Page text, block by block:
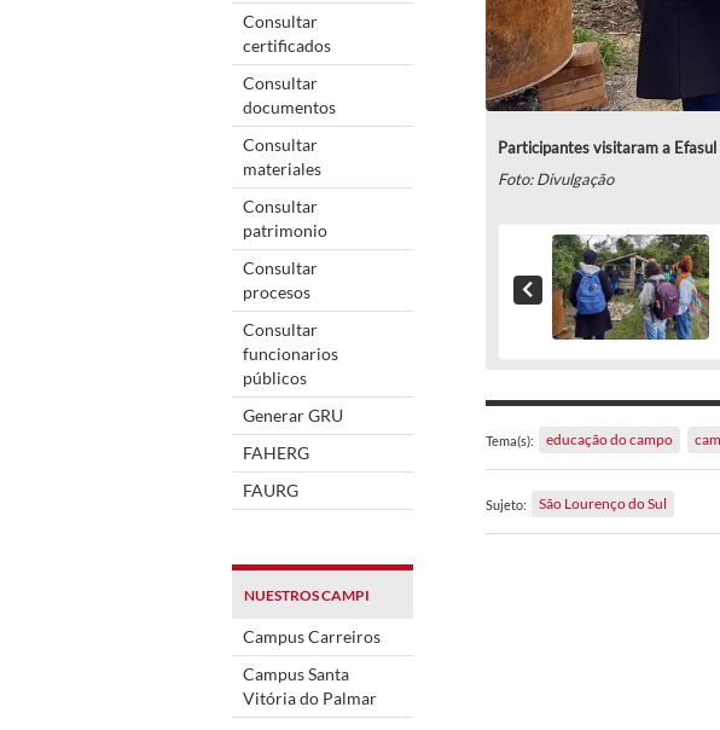
Consultar
certificados
Consultar
documentos
Consultar
materiales
Consultar
patrimonio
Consultar
procesos
Consultar
funcionarios
públicos
Generar GRU
FAHERG
FAURG
NUESTROS CAMPI
Campus Carreiros
Campus Santa
Vitória do Palmar
Participantes visitaram a
Foto: Divulgação
Tema(s): educação do campo
Sujeto: São Lourenço do Sul